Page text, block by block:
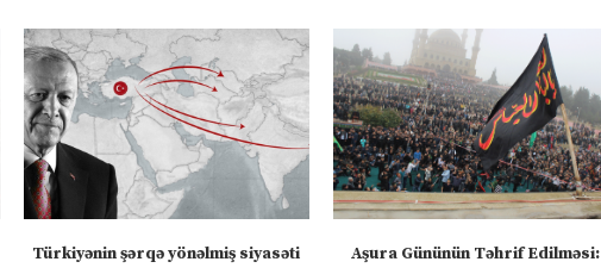
Türkiyənin şərqə yönəlmiş siyasəti
Aşura Gününün Təhrif Edilməsi: